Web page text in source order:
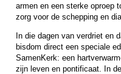
armen en een sterke oproep
zorg voor de schep­ping en
In die dagen van verdriet en
bisdom direct een speciale
SamenKerk: een
zijn leven en pon­ti­fi­caat. In